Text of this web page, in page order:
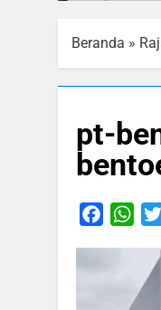
Beranda »
pt-
Facebook